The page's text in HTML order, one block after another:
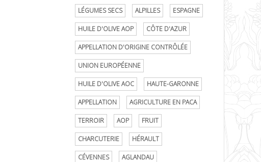
LÉGUMES SECS ALPILLES ESPAGNE
HUILE D'OLIVE AOP CÔTE D'AZUR
APPELLATION D'ORIGINE CONTRÔLÉE
UNION EUROPÉENNE
HUILE D'OLIVE AOC HAUTE-GARONNE
APPELLATION AGRICULTURE EN PACA
TERROIR AOP FRUIT
CHARCUTERIE HÉRAULT
CÉVENNES AGLANDAU